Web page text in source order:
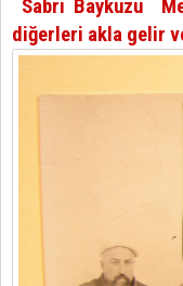
Sabri Baykuzu
diğerleri akla gelir